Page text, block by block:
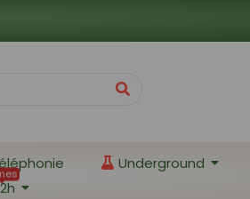
Underground